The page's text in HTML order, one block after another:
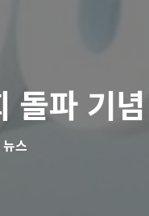
파 기
스